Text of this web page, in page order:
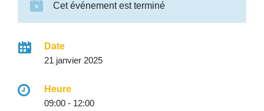
Cet événement est terminé
Date
21 janvier 2025
Heure
09:00 - 12:00